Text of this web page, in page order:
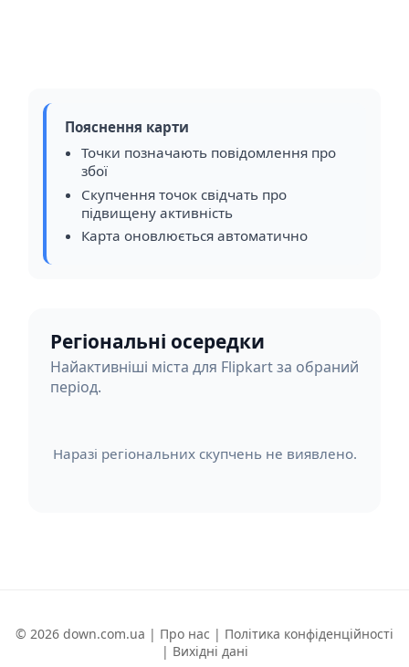
Пояснення карти
Точки позначають повідомлення про
збої
Скупчення точок свідчать про
підвищену активність
Карта оновлюється автоматично
Регіональні осередки
Найактивніші міста для Flipkart за обраний
період.
Наразі регіональних скупчень не виявлено.
© 2026 down.com.ua | Про нас | Політика конфіденційності
| Вихідні дані